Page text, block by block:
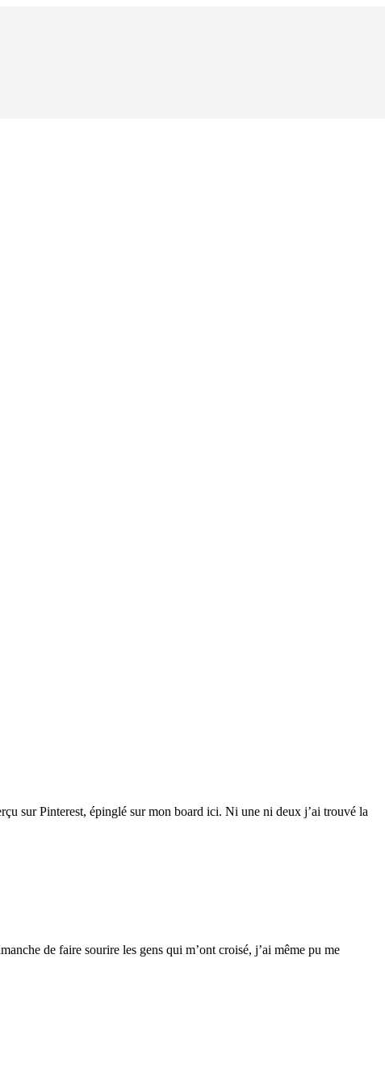
sur Pinterest, épinglé sur mon board ici. Ni une ni deux j’ai trouvé la
de faire sourire les gens qui m’ont croisé, j’ai même pu me